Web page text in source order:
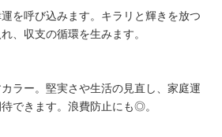
を呼び込みます。キラリと輝きを放つ
、収支の循環を生みます。
ラー。堅実さや生活の見直し、家庭運
できます。浪費防止にも◎。